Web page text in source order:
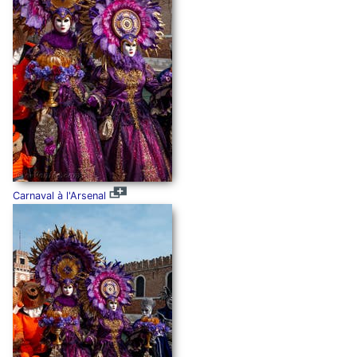
Carnaval à l'Arsenal